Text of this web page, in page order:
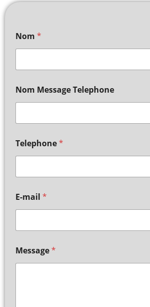
Nom *
Nom Message Telephone
Telephone*
E-mail *
Message*